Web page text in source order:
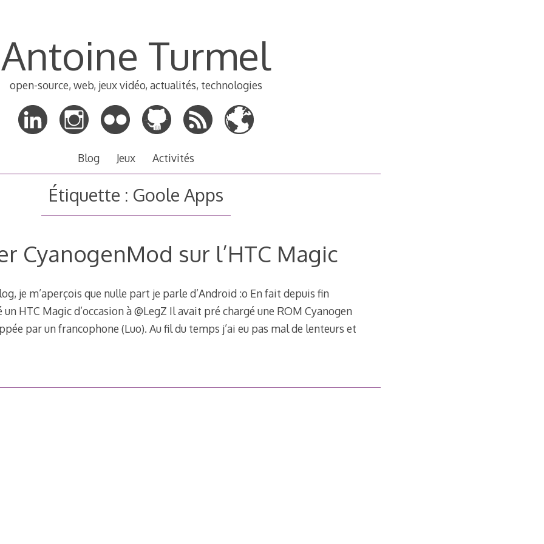
Antoine Turmel
open-source, web, jeux vidéo, actualités, technologies
Blog Jeux Activités
Étiquette : Goole Apps
CyanogenMod sur l’HTC Magic
je m’aperçois que nulle part je parle d’Android :o En fait depuis fin
un HTC Magic d’occasion à @LegZ Il avait pré chargé une ROM Cyanogen
par un francophone (Luo). Au fil du temps j’ai eu pas mal de lenteurs et